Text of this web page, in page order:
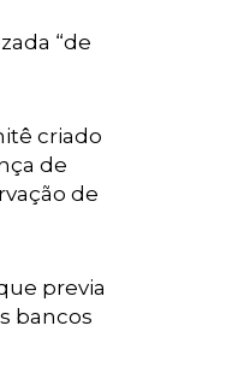
“de
criado
de
de
previa
bancos